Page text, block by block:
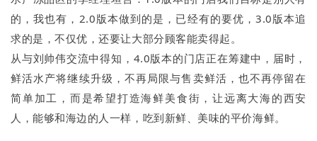
的，我也有，2.0版本做到的是，已经有的要优，3.0版本追
求的是，不仅优，还要让大部分顾客能卖得起。
从与刘帅伟交流中得知，4.0版本的门店正在筹建中，届时，
鲜活水产将继续升级，不再局限与售卖鲜活，也不再停留在
简单加工，而是希望打造海鲜美食街，让远离大海的西安
人，能够和海边的人一样，吃到新鲜、美味的平价海鲜。